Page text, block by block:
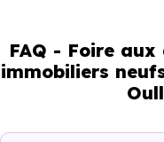
comportent pas de la
ne répondent pas à
résidences n’offrent
FAQ - Foire
immobiliers